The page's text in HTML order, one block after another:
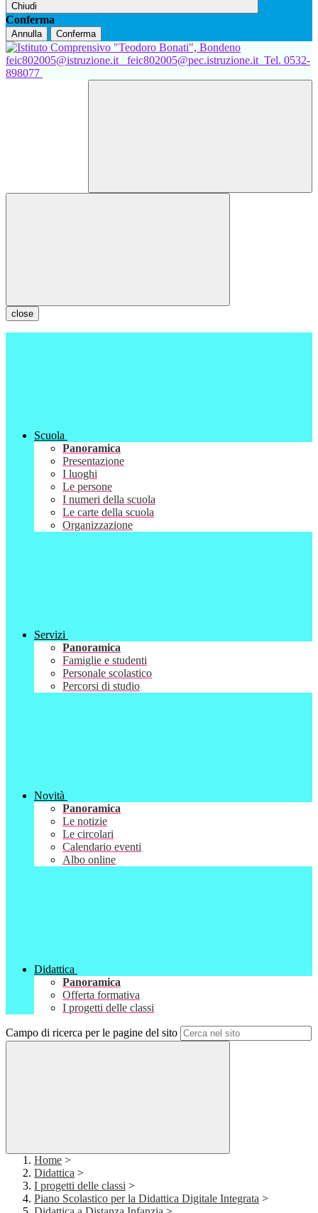
Chiudi
Conferma
Annulla Conferma
feic802005@istruzione.it feic802005@pec.istruzione.it Tel. 0532-
898077
close
Scuola
Panoramica
Presentazione
I luoghi
Le persone
I numeri della scuola
Le carte della scuola
Organizzazione
Servizi
Panoramica
Famiglie e studenti
Personale scolastico
Percorsi di studio
Novità
Panoramica
Le notizie
Le circolari
Calendario eventi
Albo online
Didattica
Panoramica
Offerta formativa
I progetti delle classi
Campo di ricerca per le pagine del sito
Home >
Didattica >
I progetti delle classi >
Piano Scolastico per la Didattica Digitale Integrata >